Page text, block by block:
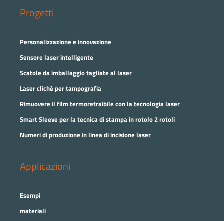
Progetti
Personalizzazione e innovazione
Sensore laser intelligente
Scatole da imballaggio tagliate al laser
Laser cliché per tampografia
Rimuovere il film termoretraibile con la tecnologia laser
Smart Sleeve per la tecnica di stampa in rotolo 2 rotoli
Numeri di produzione in linea di incisione laser
Applicazioni
Esempi
materiali